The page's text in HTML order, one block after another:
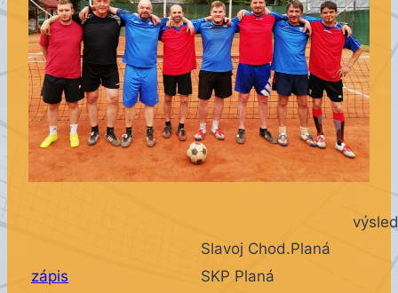
Slavoj Chod.Planá
zápis
SKP Planá